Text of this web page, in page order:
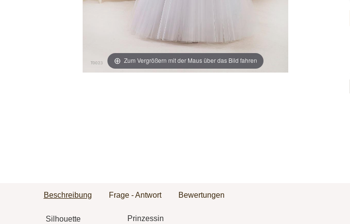
Zum Vergrößern mit der Maus über das Bild fahren
Beschreibung Frage - Antwort Bewertungen
Silhouette
Prinzessin